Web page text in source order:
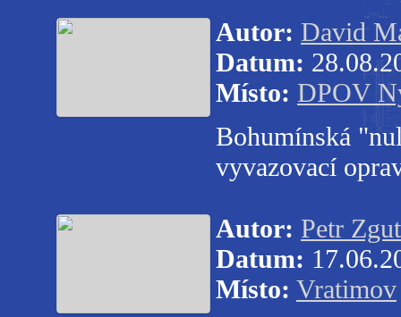
Autor: David
Datum:
Místo: DPOV
Bohumínská
vyvazovací
Autor: Petr Zgut
Datum:
Místo: Vratimov